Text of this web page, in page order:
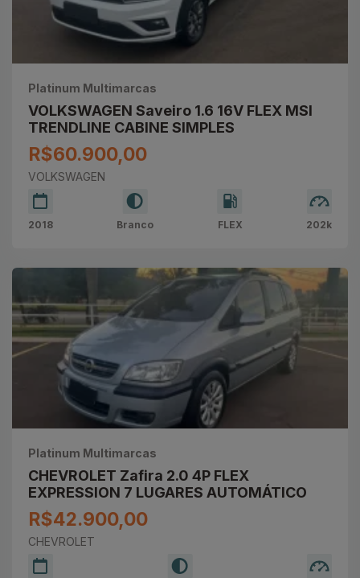
Platinum Multimarcas
VOLKSWAGEN Saveiro 1.6 16V FLEX MSI
TRENDLINE CABINE SIMPLES
R$60.900,00
VOLKSWAGEN
2018 Branco FLEX 202k
Platinum Multimarcas
CHEVROLET Zafira 2.0 4P FLEX
EXPRESSION 7 LUGARES AUTOMÁTICO
R$42.900,00
CHEVROLET